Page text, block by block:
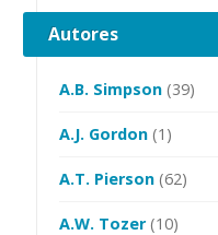
Autores
A.B. Simpson (39)
A.J. Gordon (1)
A.T. Pierson (62)
A.W. Tozer(10)